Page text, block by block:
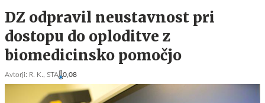
DZ odpravil neustavnost pri
dostopu do oploditve z
biomedicinsko pomočjo
Avtorji: R. K., STA 0,08